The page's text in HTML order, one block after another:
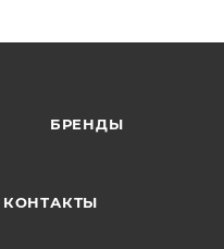
БРЕНДЫ
КОНТАКТЫ